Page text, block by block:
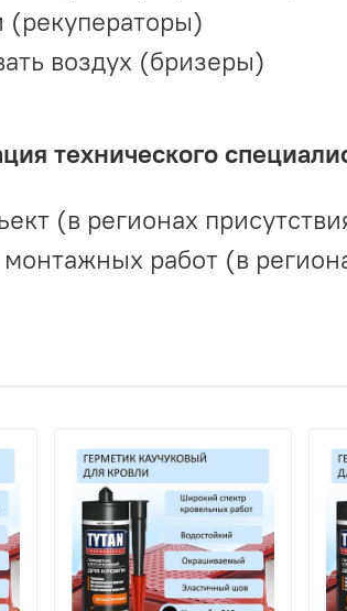
(рекуператоры)
воздух (бризеры)
технического
(в регионах
работ (в